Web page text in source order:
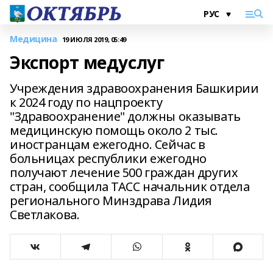
Медицина 19 ИЮЛЯ 2019, 05:49
Экспорт медуслуг
Учреждения здравоохранения Башкирии
к 2024 году по нацпроекту
"Здравоохранение" должны оказывать
медицинскую помощь около 2 тыс.
иностранцам ежегодно. Сейчас в
больницах республики ежегодно
получают лечение 500 граждан других
стран, сообщила ТАСС начальник отдела
регионального Минздрава Лидия
Светлакова.